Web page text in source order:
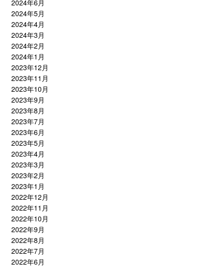
2024年6月
2024年5月
2024年4月
2024年3月
2024年2月
2024年1月
2023年12月
2023年11月
2023年10月
2023年9月
2023年8月
2023年7月
2023年6月
2023年5月
2023年4月
2023年3月
2023年2月
2023年1月
2022年12月
2022年11月
2022年10月
2022年9月
2022年8月
2022年7月
2022年6月